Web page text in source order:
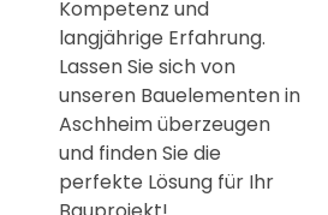
Kompetenz und
langjährige Erfahrung.
Lassen Sie sich von
unseren Bauelementen in
Aschheim überzeugen
und finden Sie die
perfekte Lösung für Ihr